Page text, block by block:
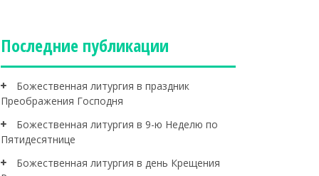
Последние публикации
Божественная литургия в праздник
Преображения Господня
Божественная литургия в 9-ю Неделю по
Пятидесятнице
Божественная литургия в день Крещения